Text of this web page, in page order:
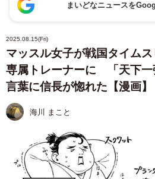
まいどなニュースを
2025.08.15(Fri)
マッスル女子が戦国タイム
専属トレーナーに 「天下一
言葉に信長が惚れた【漫画】
海川 まこと